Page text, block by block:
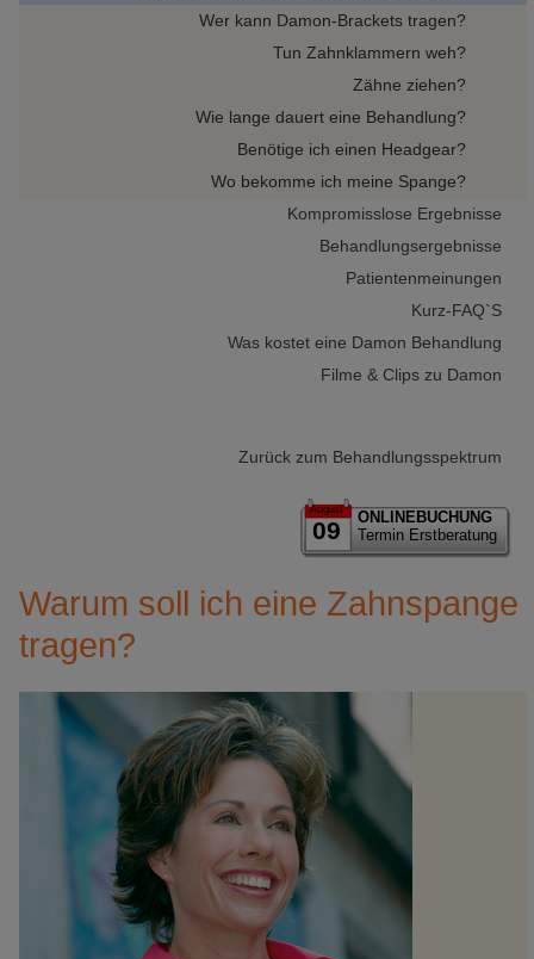
Wer kann Damon-Brackets tragen?
Tun Zahnklammern weh?
Zähne ziehen?
Wie lange dauert eine Behandlung?
Benötige ich einen Headgear?
Wo bekomme ich meine Spange?
Kompromisslose Ergebnisse
Behandlungsergebnisse
Patientenmeinungen
Kurz-FAQ`S
Was kostet eine Damon Behandlung
Filme & Clips zu Damon
Zurück zum Behandlungsspektrum
August
09
ONLINEBUCHUNG
Termin Erstberatung
Warum soll ich eine Zahnspange
tragen?